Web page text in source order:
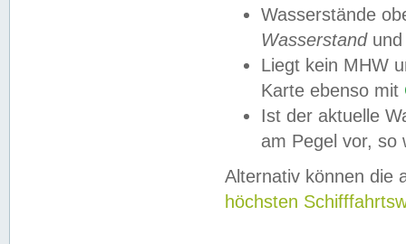
Wasserstände
Wasserstandund
Liegt kein MHW
Karte ebenso mit
Ist der aktuelle
am Pegel vor,
Alternativ können die
höchsten